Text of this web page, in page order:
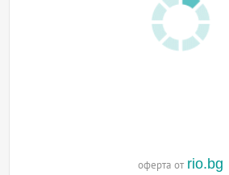
оферта от rio.bg